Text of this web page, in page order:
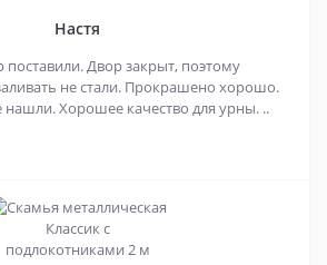
Настя
поставили. Двор закрыт, поэтому
не стали. Прокрашено хорошо.
Хорошее качество для урны. ..